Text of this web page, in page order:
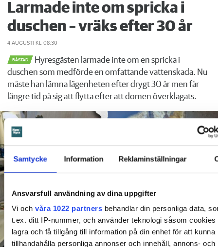
Samtycke Information Reklaminställningar
Ansvarsfull användning av dina uppgifter
Vi och våra 1022 partnersbehandlar din personliga data,
t.ex. ditt IP-nummer, och använder teknologi såsom cookies
lagra och få tillgång till information på din enhet för att kunna
tillhandahålla personliga annonser och innehåll, annons- och
Larmade inte om spricka i
duschen – vräks efter 30 år
4 AUGUSTI KL 08:30
BÅSTAD
Hyresgästen larmade inte om en spricka i
duschen som medförde en omfattande vattenskada. Nu
måste han lämna lägenheten efter drygt 30 år men får
längre tid på sig att flytta efter att domen överklagats.
Foto: Hyresnämnden